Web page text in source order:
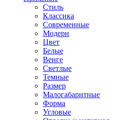
Стиль
Классика
Современные
Модерн
Цвет
Белые
Венге
Светлые
Темные
Размер
Малогабаритные
Форма
Угловые